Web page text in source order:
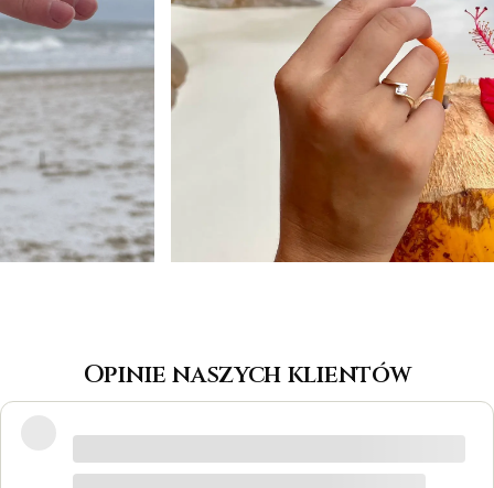
Opinie naszych klientów
odpowiedzi na wszystkie pytania, biżuteria